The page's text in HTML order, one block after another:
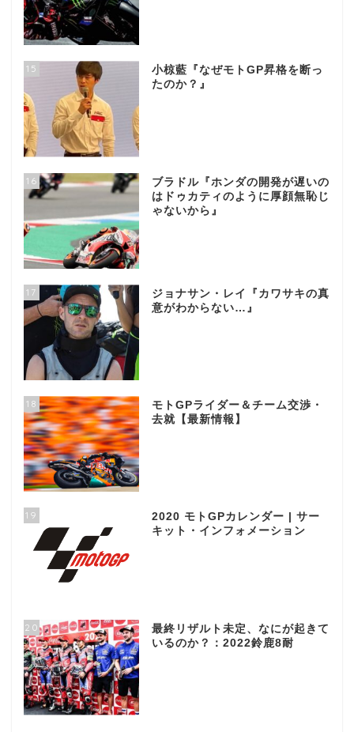
15
小椋藍『なぜモトGP昇格を断っ
たのか？』
16
ブラドル『ホンダの開発が遅いの
はドゥカティのように厚顔無恥じ
ゃないから』
17
ジョナサン・レイ『カワサキの真
意がわからない…』
18
モトGPライダー＆チーム交渉・
去就【最新情報】
19
2020 モトGPカレンダー | サー
キット・インフォメーション
20
最終リザルト未定、なにが起きて
いるのか？：2022鈴鹿8耐